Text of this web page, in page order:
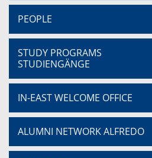
PEOPLE
STUDY PROGRAMS
STUDIENGÄNGE
IN-EAST WELCOME OFFICE
ALUMNI NETWORK ALFREDO